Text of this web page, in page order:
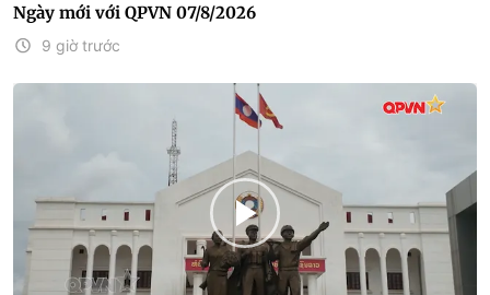
Ngày mới với QPVN 07/8/2026
9 giờ trước